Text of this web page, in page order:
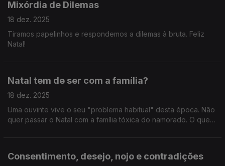
Mixórdia de Dilemas
18 dez. 2025
Tiramos papelinhos e respondemos a dilemas à bruta. Feliz
Natal!
Natal tem de ser com a família?
18 dez. 2025
Uma ouvinte vive o seu "problema habitual" desta época. Não
quer passar o Natal com a família tóxica do namorado. O que
Consentimento, desejo, nojo e contradições